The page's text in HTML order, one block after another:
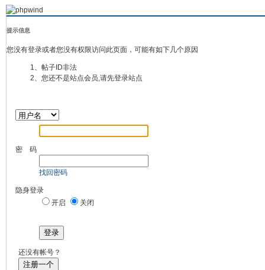
提示信息
您没有登录或者您没有权限访问此页面，可能有如下几个原因
1、帖子ID非法
2、您还不是站点会员,请先登录站点
密 码
找回密码
隐身登录
开启
关闭
登录
还没有帐号？
注册一个